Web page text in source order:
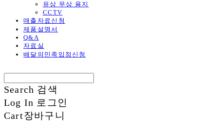
유상 무상 용지
CCTV
매출자료신청
제품설명서
Q&A
자료실
배달의민족입점신청
Search 검색
Log In 로그인
Cart장바구니